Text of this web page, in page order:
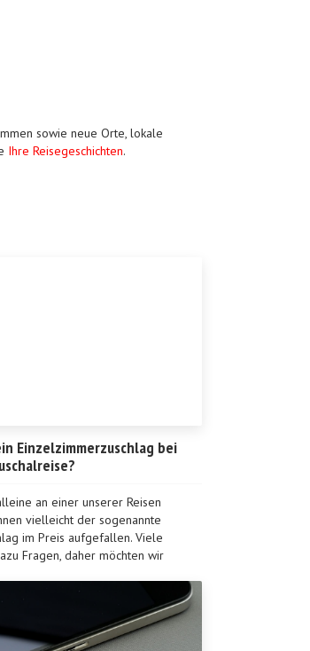
sowie neue Orte, lokale
Ihre Reisegeschichten.
Einzelzimmerzuschlag bei
an einer unserer Reisen
vielleicht der sogenannte
im Preis aufgefallen. Viele
Fragen, daher möchten wir